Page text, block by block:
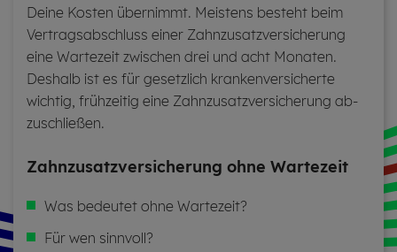
Deine Kos­ten über­nimmt. Meis­tens be­steht beim
Ver­trags­ab­schluss einer Zahn­zu­satz­ver­si­che­rung
eine War­te­zeit zwi­schen drei und acht Mo­na­ten.
Des­halb ist es für ge­setz­lich kran­ken­ver­si­cher­te
wich­tig, früh­zei­tig eine Zahn­zu­satz­ver­si­che­rung ab­
zu­schlie­ßen.
Zahn­zu­satz­ver­si­che­rung ohne War­te­zeit
Was be­deu­tet ohne War­te­zeit?
Für wen sinn­voll?